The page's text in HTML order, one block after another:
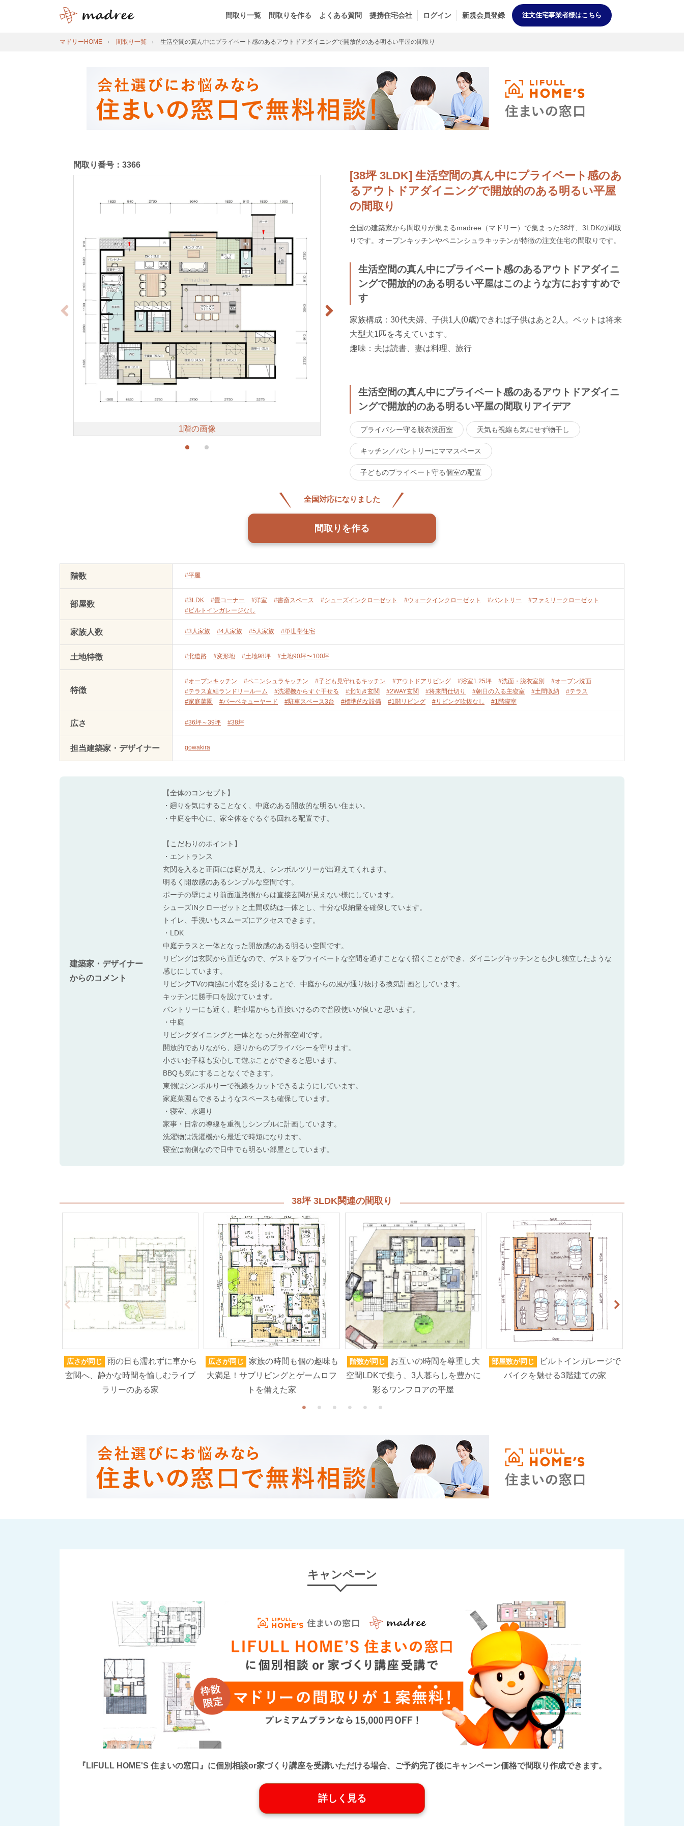
間取り一覧 間取りを作る よくある質問 提携住宅会社 ログイン 新規会員登録 注文住宅事業者様はこちら
マドリーHOME 間取り一覧 生活空間の真ん中にプライベート感のあるアウトドアダイニングで開放的のある明るい平屋の間取り
[38坪 3LDK] 生活空間の真ん中にプライベート感のあ
るアウトドアダイニングで開放的のある明るい平屋
の間取り
全国の建築家から間取りが集まるmadree（マドリー）で集まった38坪、3LDKの間取
りです。オープンキッチンやペニンシュラキッチンが特徴の注文住宅の間取りです。
生活空間の真ん中にプライベート感のあるアウトドアダイニ
ングで開放的のある明るい平屋はこのような方におすすめで
す
家族構成：30代夫婦、子供1人(0歳)できれば子供はあと2人。ペットは将来
大型犬1匹を考えています。
趣味：夫は読書、妻は料理、旅行
生活空間の真ん中にプライベート感のあるアウトドアダイニ
ングで開放的のある明るい平屋の間取りアイデア
プライバシー守る脱衣洗面室 天気も視線も気にせず物干し
キッチン／パントリーにママスペース
子どものプライベート守る個室の配置
間取り番号：3366
1階の画像
全国対応になりました
間取りを作る
階数 #平屋
部屋数 #3LDK #畳コーナー #洋室 #書斎スペース #シューズインクローゼット #ウォークインクローゼット #パントリー
#ファミリークローゼット
#ビルトインガレージなし
家族人数 #3人家族 #4人家族 #5人家族 #単世帯住宅
土地特徴 #北道路 #変形地 #土地98坪 #土地90坪〜100坪
特徴
#オープンキッチン #ペニンシュラキッチン #子ども見守れるキッチン #アウトドアリビング #浴室1.25坪 #洗面・脱衣室別
#オープン洗面
#テラス直結ランドリールーム
#洗濯機からすぐ干せる #北向き玄関 #2WAY玄関 #将来間仕切り #朝日の入る主寝室 #土間収納
#テラス
#家庭菜園
#バーベキューヤード #駐車スペース3台 #標準的な設備 #1階リビング #リビング吹抜なし #1階寝室
広さ #36坪～39坪 #38坪
担当建築家・デザイナー gowakira
建築家・デザイナー
からのコメント
【全体のコンセプト】
・廻りを気にすることなく、中庭のある開放的な明るい住まい。
・中庭を中心に、家全体をぐるぐる回れる配置です。
【こだわりのポイント】
・エントランス
玄関を入ると正面には庭が見え、シンボルツリーが出迎えてくれます。
明るく開放感のあるシンプルな空間です。
ポーチの壁により前面道路側からは直接玄関が見えない様にしています。
シューズINクローゼットと土間収納は一体とし、十分な収納量を確保しています。
トイレ、手洗いもスムーズにアクセスできます。
・LDK
中庭テラスと一体となった開放感のある明るい空間です。
リビングは玄関から直近なので、ゲストをプライベートな空間を通すことなく招くことができ、ダイニングキッチンとも少し独立したような
感じにしています。
リビングTVの両脇に小窓を受けることで、中庭からの風が通り抜ける換気計画としています。
キッチンに勝手口を設けています。
パントリーにも近く、駐車場からも直接いけるので普段使いが良いと思います。
・中庭
リビングダイニングと一体となった外部空間です。
開放的でありながら、廻りからのプライバシーを守ります。
小さいお子様も安心して遊ぶことができると思います。
BBQも気にすることなくできます。
東側はシンボルりーで視線をカットできるようにしています。
家庭菜園もできるようなスペースも確保しています。
・寝室、水廻り
家事・日常の導線を重視しシンプルに計画しています。
洗濯物は洗濯機から最近で時短になります。
寝室は南側なので日中でも明るい部屋としています。
38坪 3LDK関連の間取り
広さが同じ
雨の日も濡れずに車から
玄関へ、静かな時間を愉しむライブ
ラリーのある家
広さが同じ
家族の時間も個の趣味も
大満足！サブリビングとゲームロフ
トを備えた家
階数が同じ
お互いの時間を尊重し大
空間LDKで集う、3人暮らしを豊かに
彩るワンフロアの平屋
部屋数が同じ
ビルトインガレージで
バイクを魅せる3階建ての家
キャンペーン
『LIFULL HOME'S 住まいの窓口』に個別相談or家づくり講座を受講いただける場合、ご予約完了後にキャンペーン価格で間取り作成できます。
詳しく見る